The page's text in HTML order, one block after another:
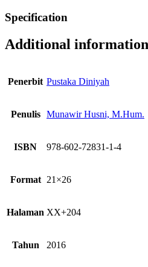
Specification
Additional information
Penerbit Pustaka Diniyah
Penulis Munawir Husni, M.Hum.
ISBN 978-602-72831-1-4
Format 21×26
Halaman XX+204
Tahun 2016